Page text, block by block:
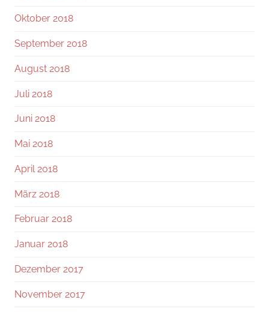
Oktober 2018
September 2018
August 2018
Juli 2018
Juni 2018
Mai 2018
April 2018
März 2018
Februar 2018
Januar 2018
Dezember 2017
November 2017